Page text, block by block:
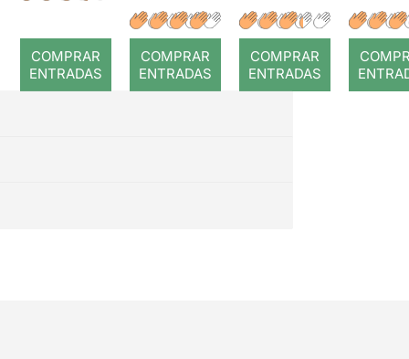
COMPRAR
ENTRADAS
a temps
COMPRAR
ENTRADAS
r: Temps
COMPRAR
ENTRADAS
: